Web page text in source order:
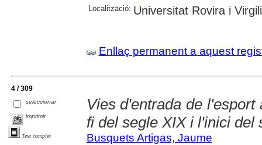
Localització: Universitat Rovira i Virgili
Enllaç permanent a aquest
4 / 309
seleccionar
imprimir
Text complet
Vies d'entrada de
fi del segle XIX i l'inici del
Busquets Artigas, Jaume